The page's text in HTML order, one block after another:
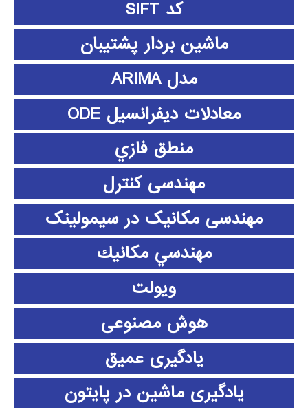
کد SIFT
ماشین بردار پشتیبان
مدل ARIMA
معادلات دیفرانسیل ODE
منطق فازي
مهندسی کنترل
مهندسی مکانیک در سیمولینک
مهندسي مكانيك
ویولت
هوش مصنوعی
یادگیری عمیق
یادگیری ماشین در پایتون